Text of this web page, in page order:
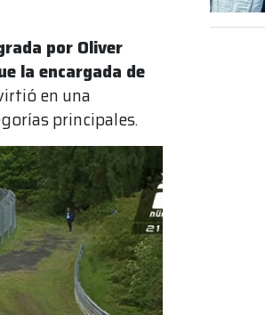
por Oliver
la encargada de
en una
principales.